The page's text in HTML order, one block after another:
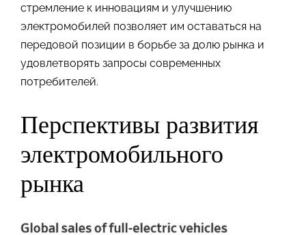
стремление к инновациям и улучшению
электромобилей позволяет им оставаться на
передовой позиции в борьбе за долю рынка и
удовлетворять запросы современных
потребителей.
Перспективы развития
электромобильного
рынка